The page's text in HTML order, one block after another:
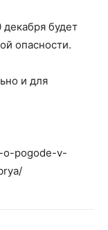
будет
опасности.
и для
o-pogode-v-